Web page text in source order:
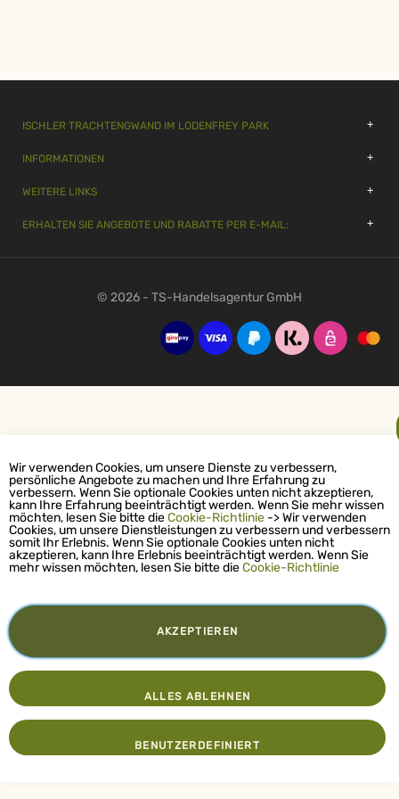
ISCHLER TRACHTENGWAND IM LODENFREY PARK
INFORMATIONEN
WEITERE LINKS
ERHALTEN SIE ANGEBOTE UND RABATTE PER E-MAIL:
© 2026 - TS-Handelsagentur GmbH
Wir verwenden Cookies, um unsere Dienste zu verbessern,
persönliche Angebote zu machen und Ihre Erfahrung zu
verbessern. Wenn Sie optionale Cookies unten nicht akzeptieren,
kann Ihre Erfahrung beeinträchtigt werden. Wenn Sie mehr wissen
möchten, lesen Sie bitte dieCookie-Richtlinie -> Wir verwenden
Cookies, um unsere Dienstleistungen zu verbessern und verbessern
somit Ihr Erlebnis. Wenn Sie optionale Cookies unten nicht
akzeptieren, kann Ihre Erlebnis beeinträchtigt werden. Wenn Sie
mehr wissen möchten, lesen Sie bitte dieCookie-Richtlinie
AKZEPTIEREN
BENUTZERDEFINIERT
ALLES ABLEHNEN